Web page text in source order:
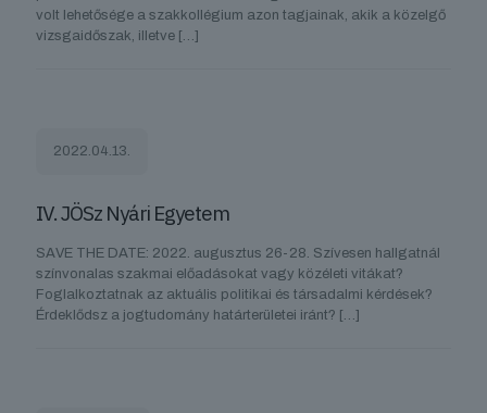
volt lehetősége a szakkollégium azon tagjainak, akik a közelgő
vizsgaidőszak, illetve […]
2022.04.13.
IV. JÖSz Nyári Egyetem
SAVE THE DATE: 2022. augusztus 26-28. Szívesen hallgatnál
színvonalas szakmai előadásokat vagy közéleti vitákat?
Foglalkoztatnak az aktuális politikai és társadalmi kérdések?
Érdeklődsz a jogtudomány határterületei iránt? […]